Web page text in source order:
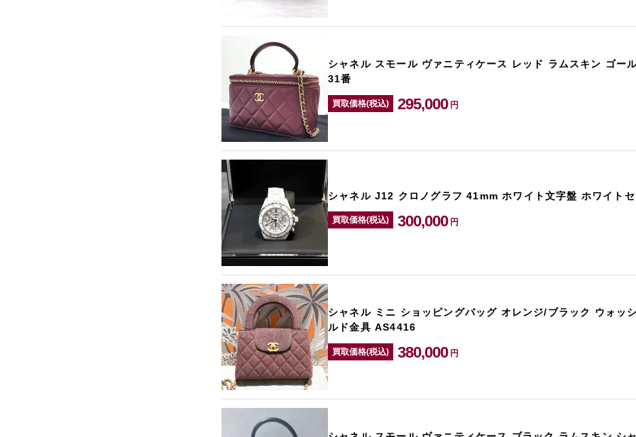
シャネル スモール ヴァニティケース レッド ラムスキン ゴー
31番
買取価格(税込) 295,000 円
シャネル J12 クロノグラフ 41mm ホワイト文字盤 ホワイト
買取価格(税込) 300,000 円
シャネル ミニ ショッピングバッグ オレンジ/ブラック ウォッ
ルド金具 AS4416
買取価格(税込) 380,000 円